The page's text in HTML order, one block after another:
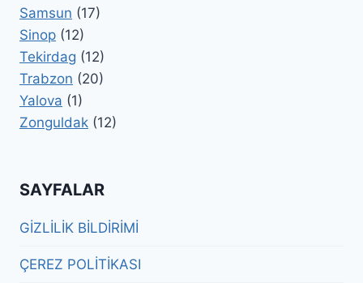
Samsun (17)
Sinop (12)
Tekirdag (12)
Trabzon (20)
Yalova (1)
Zonguldak (12)
SAYFALAR
GİZLİLİK BİLDİRİMİ
ÇEREZ POLİTİKASI